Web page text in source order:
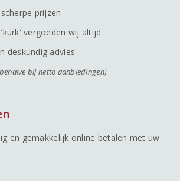
prijzen
vergoeden wij altijd
deskundig advies
bij netto aanbiedingen)
en gemakkelijk online betalen met uw